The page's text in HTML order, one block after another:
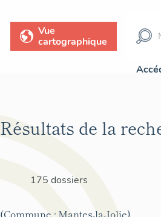
Vue
cartographique
Résultats de la
175 dossiers
(Commune : Mantes-la-Jolie)